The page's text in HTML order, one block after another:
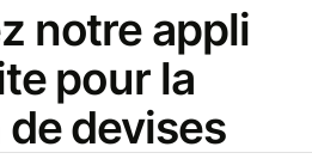
notre appli
pour la
devises